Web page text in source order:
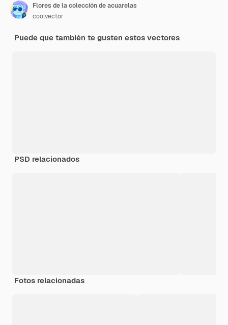
Flores de la colección de acuarelas
coolvector
Puede que también te gusten estos vectores
PSD relacionados
Fotos relacionadas